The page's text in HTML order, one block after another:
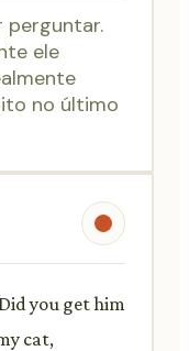
perguntar.
ele
no último
you get him
cat,